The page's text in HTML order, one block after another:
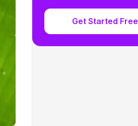
Get Started Free